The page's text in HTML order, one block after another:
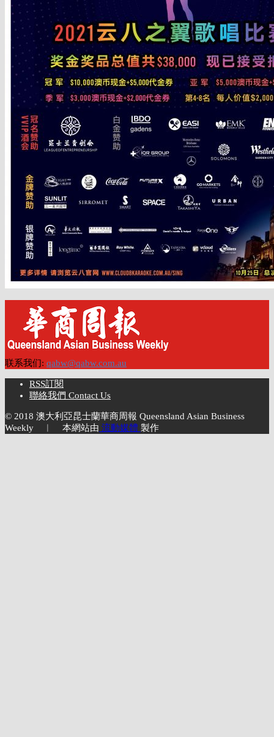
联系我们: qabw@qabw.com.au
RSS訂閱
聯絡我們 Contact Us
© 2018 澳大利亞昆士蘭華商周報 Queensland Asian Business
Weekly ︱ 本網站由 流動媒體 製作